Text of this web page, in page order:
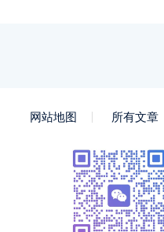
网站地图 所有文章